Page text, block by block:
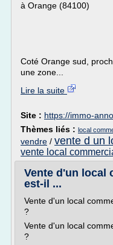
à Orange (84100)
Coté Orange sud,
une zone...
Lire la suite
Site : https://immo-
Thèmes liés : local
vendre / vente d un
vente local
Vente d'un local
est-il ...
Vente d'un local
?
Vente d'un local
?